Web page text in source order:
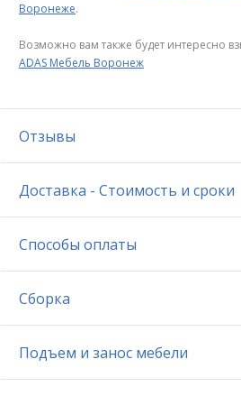
Воронеже.
Возможно вам также будет интересно
ADAS Мебель Воронеж
Отзывы
Доставка - Стоимость и сроки
Способы оплаты
Сборка
Подъем и занос мебели